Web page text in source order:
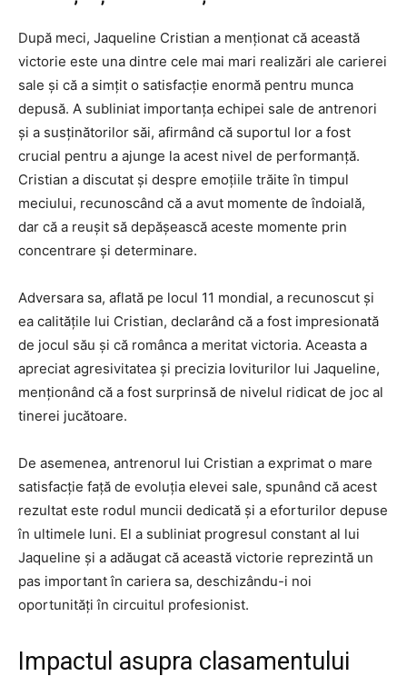
După meci, Jaqueline Cristian a menționat că această
victorie este una dintre cele mai mari realizări ale carierei
sale și că a simțit o satisfacție enormă pentru munca
depusă. A subliniat importanța echipei sale de antrenori
și a susținătorilor săi, afirmând că suportul lor a fost
crucial pentru a ajunge la acest nivel de performanță.
Cristian a discutat și despre emoțiile trăite în timpul
meciului, recunoscând că a avut momente de îndoială,
dar că a reușit să depășească aceste momente prin
concentrare și determinare.
Adversara sa, aflată pe locul 11 mondial, a recunoscut și
ea calitățile lui Cristian, declarând că a fost impresionată
de jocul său și că românca a meritat victoria. Aceasta a
apreciat agresivitatea și precizia loviturilor lui Jaqueline,
menționând că a fost surprinsă de nivelul ridicat de joc al
tinerei jucătoare.
De asemenea, antrenorul lui Cristian a exprimat o mare
satisfacție față de evoluția elevei sale, spunând că acest
rezultat este rodul muncii dedicată și a eforturilor depuse
în ultimele luni. El a subliniat progresul constant al lui
Jaqueline și a adăugat că această victorie reprezintă un
pas important în cariera sa, deschizându-i noi
oportunități în circuitul profesionist.
Impactul asupra clasamentului